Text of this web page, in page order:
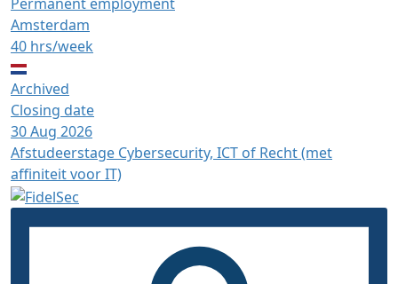
Amsterdam
40 hrs/week
Archived
Closing date
30 Aug 2026
Afstudeerstage Cybersecurity, ICT of Recht (met
affiniteit voor IT)